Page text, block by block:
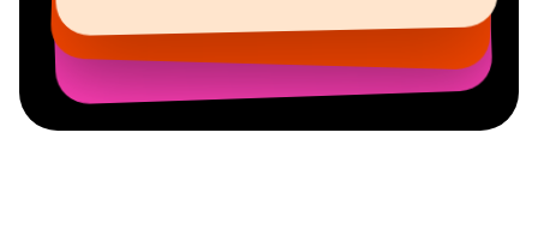
AuthentIQMarketing.com